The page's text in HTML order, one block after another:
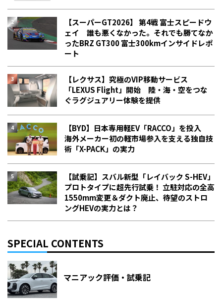
【スーパーGT2026】 第4戦 富士スピードウ
ェイ 誰も悪くなかった。それでも勝てなか
った――BRZ GT300 富士300kmインサイドレポ
ート
【レクサス】究極のVIP移動サービス
「LEXUS Flight」開始 陸・海・空をつな
ぐラグジュアリー体験を提供
【BYD】日本専用軽EV「RACCO」を投入
海外メーカー初の軽市場参入を支える独自技
術「X-PACK」の実力
【試乗記】スバル新型「レイバック S-HEV」
プロトタイプに超先行試乗！ 立駐対応の全高
1550mm変更＆ダクト廃止、待望のストロ
ングHEVの実力とは？
SPECIAL CONTENTS
マニアック評価・試乗記